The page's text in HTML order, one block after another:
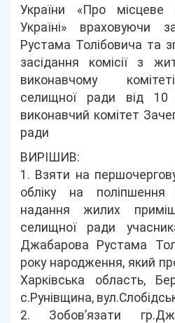
України «Про місцеве
Україні» враховуючи
Рустама Толібовича та
засідання комісії з
виконавчому
селищної ради від 10
виконавчий комітет
ради
ВИРІШИВ:
1. Взяти на
обліку на
надання жилих
селищної ради
Джабарова Рустама
року народження, який
Харківська область,
с.Рунівщина,
2. Зобов’язати